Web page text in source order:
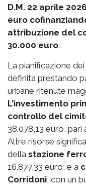
D.M. 22 aprile
euro
attribuzione del
30.000 euro.
La pianificazione
definita prestando
urbane ritenute
L'investimento
controllo del
38.078,13 euro,
Altre risorse
della stazione
16.877,33 euro, e a
Corridoni , con un